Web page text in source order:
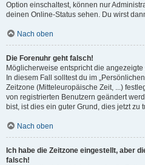
Option einschaltest, können nur
deinen Online-Status sehen. Du wirst
Nach oben
Die Forenuhr geht falsch!
Möglicherweise entspricht die
In diesem Fall solltest du im
Zeitzone (Mitteleuropäische Zeit, ...)
von registrierten Benutzern geändert
bist, ist dies ein guter Grund, dies jetzt zu
Nach oben
Ich habe die Zeitzone eingestellt, aber
falsch!